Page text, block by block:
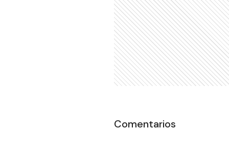
Comentarios